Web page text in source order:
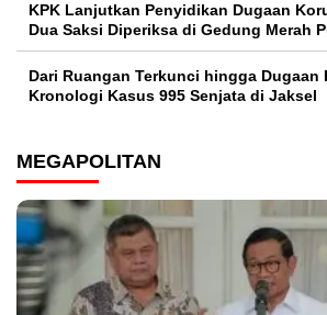
KPK Lanjutkan Penyidikan Dugaan
Dua Saksi Diperiksa di Gedung Merah
Dari Ruangan Terkunci hingga Dugaan
Kronologi Kasus 995 Senjata di Jaksel
MEGAPOLITAN